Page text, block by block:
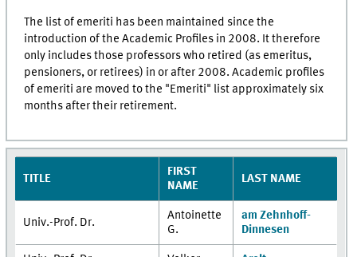
The list of emeriti has been maintained since the
introduction of the Academic Profiles in 2008. It therefore
only includes those professors who retired (as emeritus,
pensioners, or retirees) in or after 2008. Academic profiles
of emeriti are moved to the "Emeriti" list approximately six
months after their retirement.
TITLE
FIRST
NAME
LAST NAME
Univ.-Prof. Dr.
Antoinette
G.
am Zehnhoff-
Dinnesen